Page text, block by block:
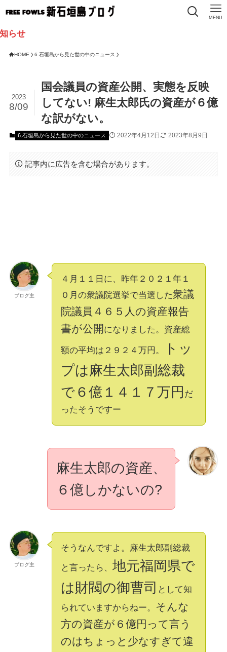
MENU
HOME 6.石垣島から見た世の中のニュース
国会議員の資産公開、実態を反映
してない! 麻生太郎氏の資産が６億
な訳がない。
2023
8/09
6.石垣島から見た世の中のニュース 2022年4月12日 2023年8月9日
記事内に広告を含む場合があります。
ブログ主
４月１１日に、昨年２０２１年１
０月の衆議院選挙で当選した衆議
院議員４６５人の資産報告
書が公開 になりました。資産総
額の平均は２９２４万円。
トッ
プは麻生太郎副総裁
で６億１４１７万円 だ
ったそうですー
麻生太郎の資産、
６億しかないの?
ブログ主
そうなんですよ。麻生太郎副総裁
と言ったら、 地元福岡県で
は財閥の御曹司 として知
られていますからねー。 そんな
方の資産が６億円って言う
のはちょっと少なすぎて違